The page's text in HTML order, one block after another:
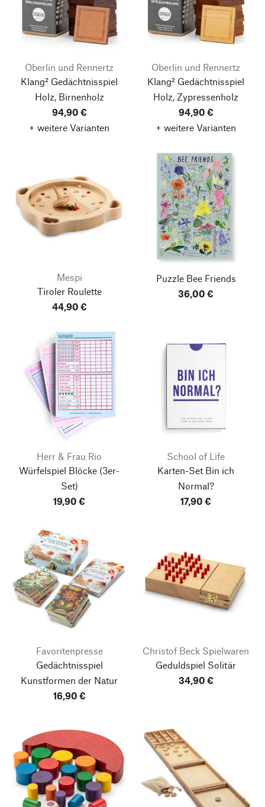
Oberlin und Rennertz
Klang² Gedächtnisspiel
Holz, Birnenholz
94,90 €
+ weitere Varianten
Oberlin und Rennertz
Klang² Gedächtnisspiel
Holz, Zypressenholz
94,90 €
+ weitere Varianten
Mespi
Tiroler Roulette
44,90 €
Puzzle Bee Friends
36,00 €
Herr & Frau Rio
Würfelspiel Blöcke (3er-
Set)
19,90 €
School of Life
Karten-Set Bin ich
Normal?
17,90 €
Favoritenpresse
Gedächtnisspiel
Kunstformen der Natur
16,90 €
Christof Beck Spielwaren
Geduldspiel Solitär
34,90 €